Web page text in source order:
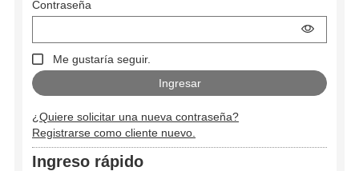
Contraseña
Me gustaría seguir.
¿Quiere solicitar una nueva contraseña?
Registrarse como cliente nuevo.
Ingreso rápido